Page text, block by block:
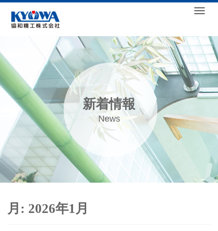
新着情報
News
月: 2026年1月